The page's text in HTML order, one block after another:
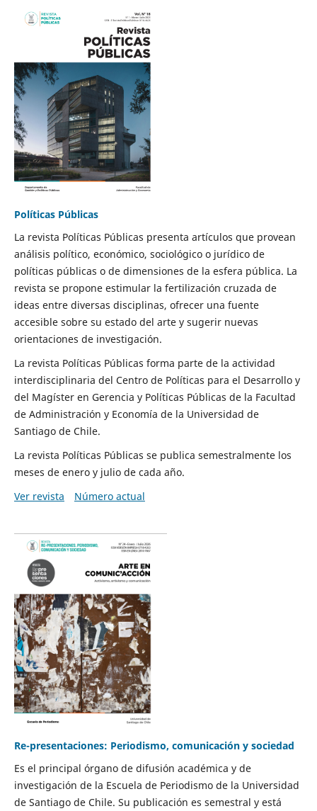
Políticas Públicas
La revista Políticas Públicas presenta artículos que provean
análisis político, económico, sociológico o jurídico de
políticas públicas o de dimensiones de la esfera pública. La
revista se propone estimular la fertilización cruzada de
ideas entre diversas disciplinas, ofrecer una fuente
accesible sobre su estado del arte y sugerir nuevas
orientaciones de investigación.
La revista Políticas Públicas forma parte de la actividad
interdisciplinaria del Centro de Políticas para el Desarrollo y
del Magíster en Gerencia y Políticas Públicas de la Facultad
de Administración y Economía de la Universidad de
Santiago de Chile.
La revista Políticas Públicas se publica semestralmente los
meses de enero y julio de cada año.
Ver revista
Número actual
Re-presentaciones: Periodismo, comunicación y sociedad
Es el principal órgano de difusión académica y de
investigación de la Escuela de Periodismo de la Universidad
de Santiago de Chile. Su publicación es semestral y está